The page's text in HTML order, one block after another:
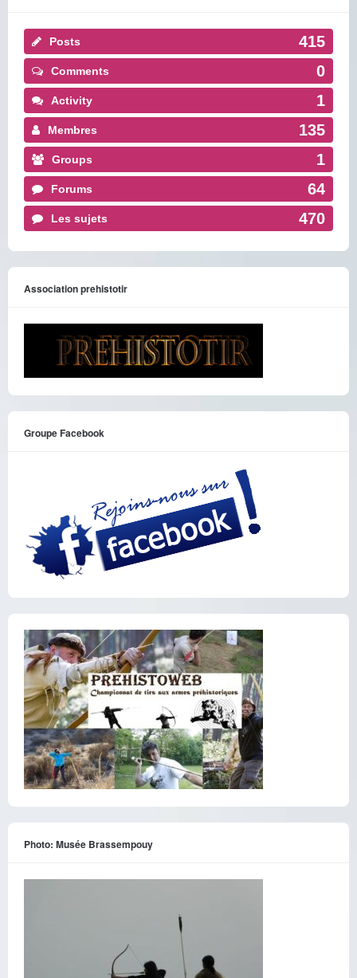
Posts 415
Comments 0
Activity 1
Membres 135
Groups 1
Forums 64
Les sujets 470
Association prehistotir
Groupe Facebook
Photo: Musée Brassempouy